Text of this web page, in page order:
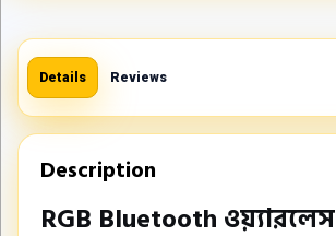
Details Reviews
Description
RGB Bluetooth